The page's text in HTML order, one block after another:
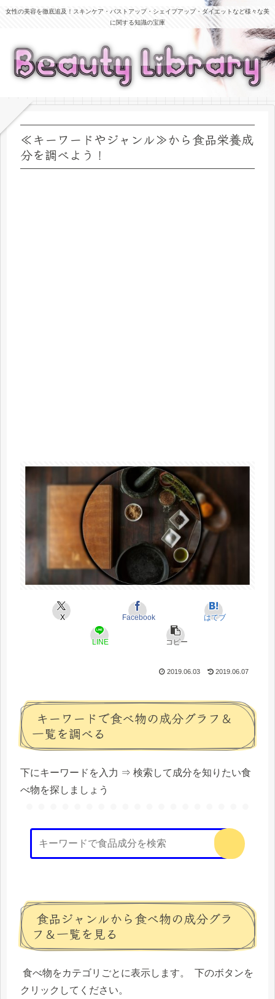
女性の美容を徹底追及！スキンケア・バストアップ・シェイプアップ・ダイエットなど様々な美
に関する知識の宝庫
≪キーワードやジャンル≫から食品栄養成
分を調べよう！
X Facebook はてブ
LINE コピー
2019.06.03 2019.06.07
キーワードで食べ物の成分グラフ＆
一覧を調べる
下にキーワードを入力 ⇒ 検索して成分を知りたい食
べ物を探しましょう
食品ジャンルから食べ物の成分グラ
フ＆一覧を見る
食べ物をカテゴリごとに表示します。 下のボタンを
クリックしてください。